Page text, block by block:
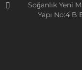
Soğanlık Yeni
Yapı No:4